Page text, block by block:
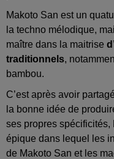
Makoto San est un
la techno mélodique,
maître dans la maitrise
traditionnels,
bambou.
C’est après avoir
la bonne idée de
ses propres spécificités,
épique dans lequel les
de Makoto San et les